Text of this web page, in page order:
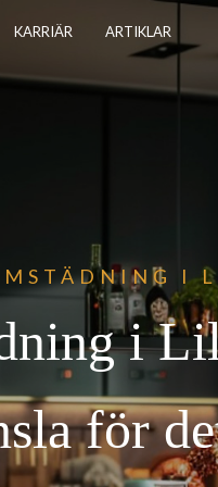
KARRIÄR ARTIKLAR
I
i
för